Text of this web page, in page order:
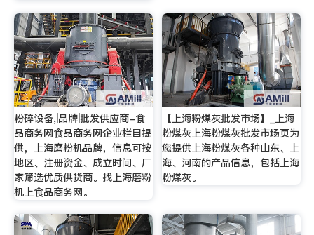
粉碎设备,|品牌|批发供应商-食
品商务网食品商务网企业栏目提
供，上海磨粉机品牌，信息可按
地区、注册资金、成立时间、厂
家筛选优质供货商。找上海磨粉
机上食品商务网。
【上海粉煤灰批发市场】_上海
粉煤灰上海粉煤灰批发市场页为
您提供上海粉煤灰各种山东、上
海、河南的产品信息，包括上海
粉煤灰。